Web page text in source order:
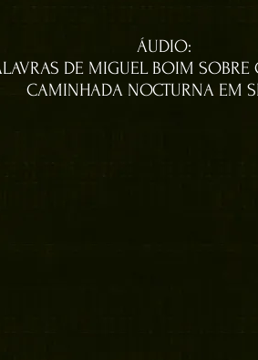
ÁUDIO:
DE MIGUEL BOIM SOBRE
CAMINHADA NOCTURNA EM